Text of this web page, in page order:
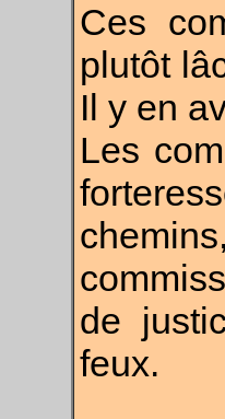
Ces
plutôt
Il y en
Les
de
feux.